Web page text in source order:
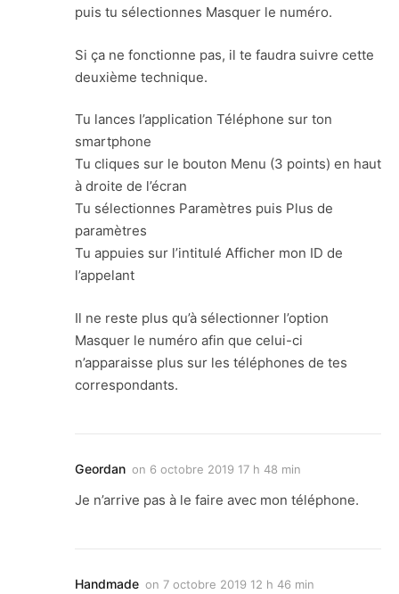
puis tu sélectionnes Masquer le numéro.
Si ça ne fonctionne pas, il te faudra suivre cette
deuxième technique.
Tu lances l’application Téléphone sur ton
smartphone
Tu cliques sur le bouton Menu (3 points) en haut
à droite de l’écran
Tu sélectionnes Paramètres puis Plus de
paramètres
Tu appuies sur l’intitulé Afficher mon ID de
l’appelant
Il ne reste plus qu’à sélectionner l’option
Masquer le numéro afin que celui-ci
n’apparaisse plus sur les téléphones de tes
correspondants.
Geordan on 6 octobre 2019 17 h 48 min
Je n’arrive pas à le faire avec mon téléphone.
Handmade on 7 octobre 2019 12 h 46 min